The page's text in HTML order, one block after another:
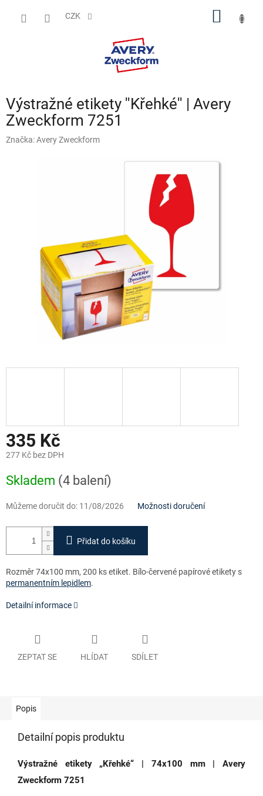
CZK
Výstražné etikety ''Křehké'' | Avery
Zweckform 7251
Značka:Avery Zweckform
335 Kč
277 Kč bez DPH
cena:
Skladem (4 balení)
Můžeme doručit do: 11/08/2026 Možnosti doručení
Přidat do košíku
Rozměr 74x100 mm, 200 ks etiket. Bílo-červené papírové etikety s
permanentním lepidlem.
Detailní informace
ZEPTAT SE HLÍDAT SDÍLET
Popis
Detailní popis produktu
Výstražné etikety „Křehké“ | 74x100 mm | Avery
Zweckform 7251